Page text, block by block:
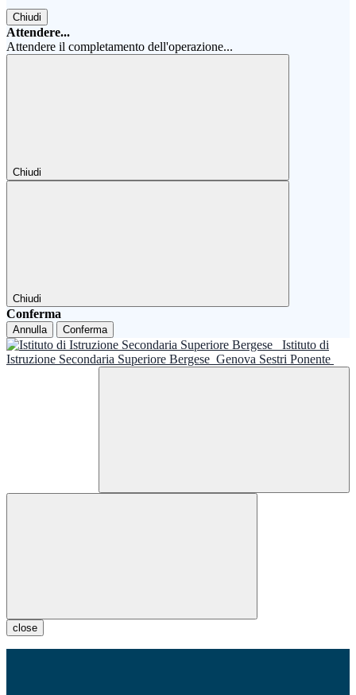
Chiudi
Attendere...
Attendere il completamento dell'operazione...
Chiudi
Chiudi
Conferma
Annulla Conferma
Istituto di
Istruzione Secondaria Superiore Bergese Genova Sestri Ponente
close